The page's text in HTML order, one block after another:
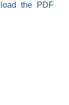
the PDF